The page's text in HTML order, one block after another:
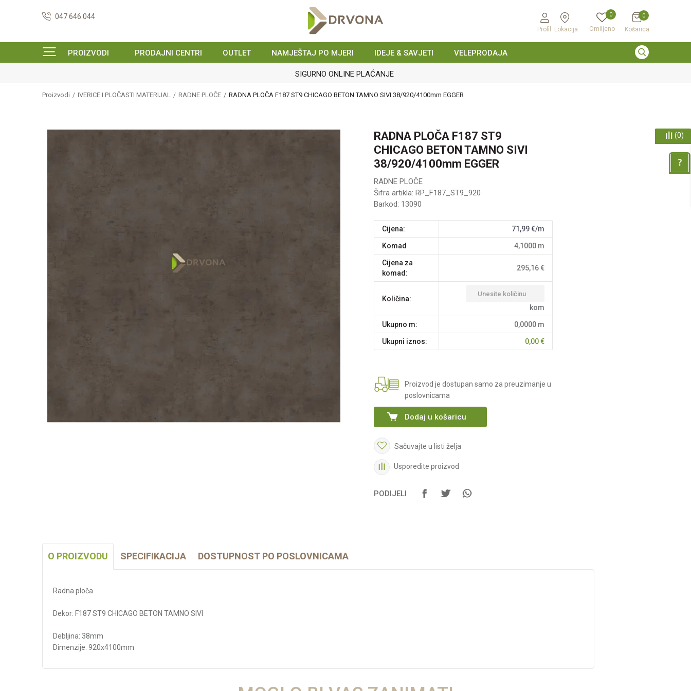
047 646 044
Profil Lokacija Omiljeno
0
Košarica
0
PROIZVODI PRODAJNI CENTRI OUTLET NAMJEŠTAJ PO MJERI IDEJE & SAVJETI VELEPRODAJA
SIGURNO ONLINE PLAĆANJE
Proizvodi IVERICE I PLOČASTI MATERIJAL RADNE PLOČE RADNA PLOČA F187 ST9 CHICAGO BETON TAMNO SIVI 38/920/4100mm EGGER
RADNA PLOČA F187 ST9
CHICAGO BETON TAMNO SIVI
38/920/4100mm EGGER
RADNE PLOČE
Šifra artikla: RP_F187_ST9_920
Barkod: 13090
Cijena: 71,99€/m
komad 4,1000 m
Cijena za
komad:
295,16€
Količina:
kom
Ukupno m: 0,0000 m
Ukupni iznos: 0,00€
Proizvod je dostupan samo za preuzimanje u
poslovnicama
Dodaj u košaricu
Sačuvajte u listi želja
Usporedite proizvod
PODIJELI
O PROIZVODU SPECIFIKACIJA DOSTUPNOST PO POSLOVNICAMA
Radna ploča
Dekor: F187 ST9 CHICAGO BETON TAMNO SIVI
Debljina: 38mm
Dimenzije: 920x4100mm
(0)